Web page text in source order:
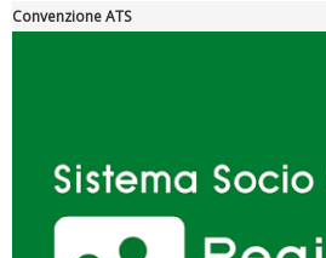
"Superare gli ostacoli": la relazione di
Convenzione ATS